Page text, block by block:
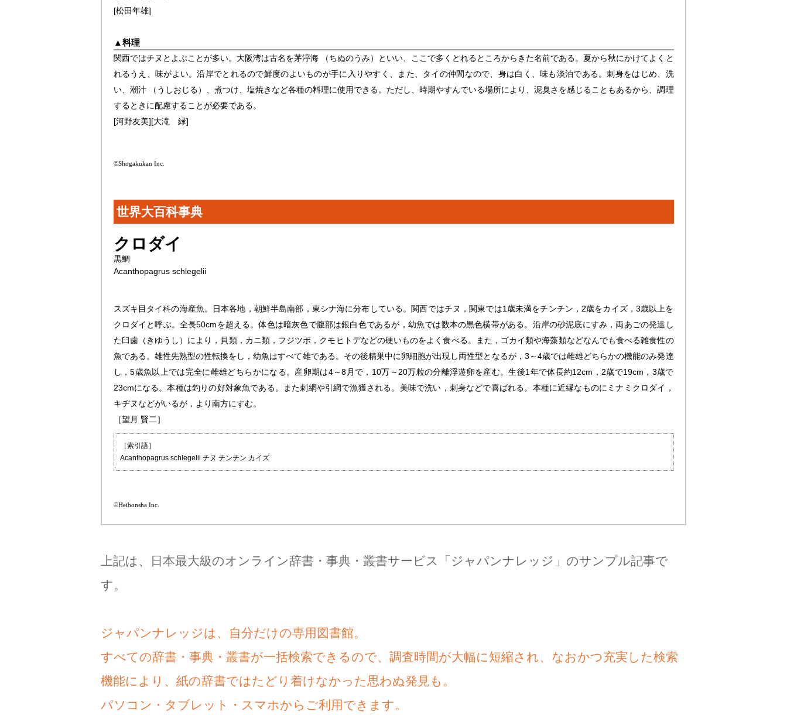
[松田年雄]
▲料理
関西ではチヌとよぶことが多い。大阪湾は古名を茅渟海 （ちぬのうみ）といい、ここで多くとれるところからきた名前である。夏から秋にかけてよくと
れるうえ、味がよい。沿岸でとれるので鮮度のよいものが手に入りやすく、また、タイの仲間なので、身は白く、味も淡泊である。刺身をはじめ、洗
い、潮汁 （うしおじる）、煮つけ、塩焼きなど各種の料理に使用できる。ただし、時期やすんでいる場所により、泥臭さを感じることもあるから、調理
するときに配慮することが必要である。
[河野友美][大滝 緑]
©Shogakukan Inc.
世界大百科事典
クロダイ
黒鯛
Acanthopagrus schlegelii
スズキ目タイ科の海産魚。日本各地，朝鮮半島南部，東シナ海に分布している。関西ではチヌ，関東では1歳未満をチンチン，2歳をカイズ，3歳以上を
クロダイと呼ぶ。全長50cmを超える。体色は暗灰色で腹部は銀白色であるが，幼魚では数本の黒色横帯がある。沿岸の砂泥底にすみ，両あごの発達し
た臼歯（きゆうし）により，貝類，カニ類，フジツボ，クモヒトデなどの硬いものをよく食べる。また，ゴカイ類や海藻類などなんでも食べる雑食性の
魚である。雄性先熟型の性転換をし，幼魚はすべて雄である。その後精巣中に卵細胞が出現し両性型となるが，3～4歳では雌雄どちらかの機能のみ発達
し，5歳魚以上では完全に雌雄どちらかになる。産卵期は4～8月で，10万～20万粒の分離浮遊卵を産む。生後1年で体長約12cm，2歳で19cm，3歳で
23cmになる。本種は釣りの好対象魚である。また刺網や引網で漁獲される。美味で洗い，刺身などで喜ばれる。本種に近縁なものにミナミクロダイ，
キヂヌなどがいるが，より南方にすむ。
［望月 賢二］
［索引語］
Acanthopagrus schlegelii チヌ チンチン カイズ
©Heibonsha Inc.
上記は、日本最大級のオンライン辞書・事典・叢書サービス「ジャパンナレッジ」のサンプル記事で
す。
ジャパンナレッジは、自分だけの専用図書館。
すべての辞書・事典・叢書が一括検索できるので、調査時間が大幅に短縮され、なおかつ充実した検索
機能により、紙の辞書ではたどり着けなかった思わぬ発見も。
パソコン・タブレット・スマホからご利用できます。